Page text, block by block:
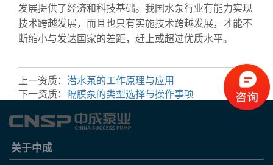
发展提供了经济和科技基础。我国水泵行业有能力实现
技术跨越发展，而且也只有实施技术跨越发展，才能不
断缩小与发达国家的差距，赶上或超过优质水平。
上一资质： 潜水泵的工作原理与应用
下一资质： 隔膜泵的类型选择与操作事项
关于中成